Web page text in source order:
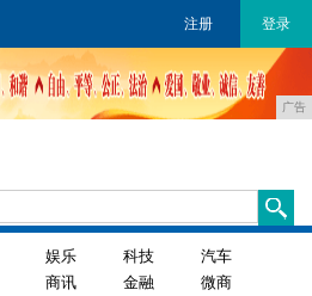
注册 登录
广告
娱乐 科技
汽车
商讯 金融
微商